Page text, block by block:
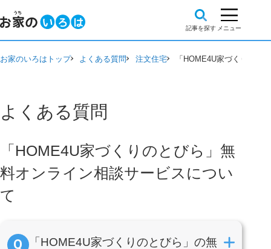
お家のいろはトップ よくある質問 注文住宅 「HOME4U家づくりのと
よくある質問
「HOME4U家づくりのとびら」無
料オンライン相談サービスについ
て
「HOME4U家づくりのとびら」の無